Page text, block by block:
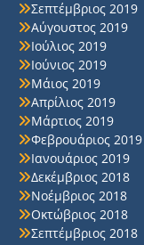
Σεπτέμβριος 2019
Αύγουστος 2019
Ιούλιος 2019
Ιούνιος 2019
Μάιος 2019
Απρίλιος 2019
Μάρτιος 2019
Φεβρουάριος 2019
Ιανουάριος 2019
Δεκέμβριος 2018
Νοέμβριος 2018
Οκτώβριος 2018
Σεπτέμβριος 2018